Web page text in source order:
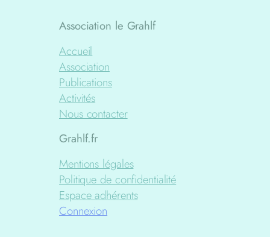
Association le Grahlf
Accueil
Association
Publications
Activités
Nous contacter
Grahlf.fr
Mentions légales
Politique de confidentialité
Espace adhérents
Connexion